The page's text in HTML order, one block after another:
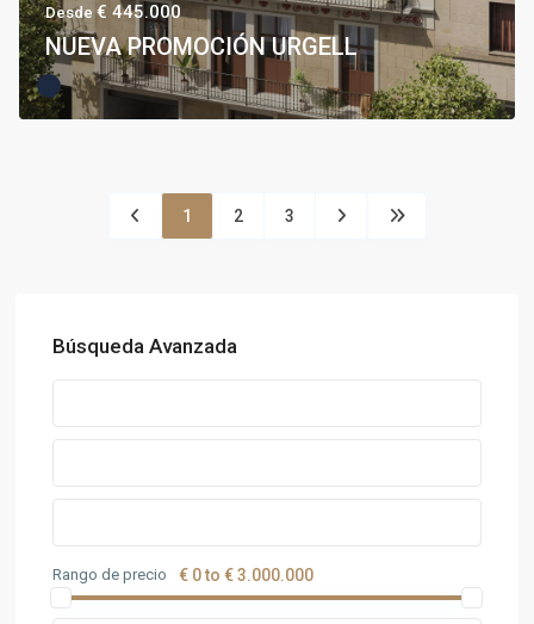
Desde€ 445.000
NUEVA PROMOCIÓN URGELL
1 2 3
Búsqueda Avanzada
Rango de precio € 0 to € 3.000.000